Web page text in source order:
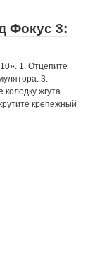
Фокус 3:
1. Отцепите
3.
жгута
крепежный